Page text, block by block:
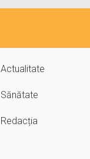
Actualitate
Sănătate
Redacția